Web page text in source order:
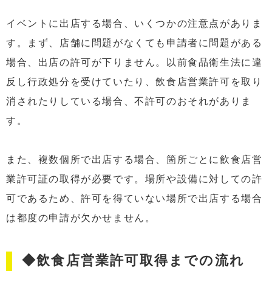
イベントに出店する場合、いくつかの注意点がありま
す。まず、店舗に問題がなくても申請者に問題がある
場合、出店の許可が下りません。以前食品衛生法に違
反し行政処分を受けていたり、飲食店営業許可を取り
消されたりしている場合、不許可のおそれがありま
す。
また、複数個所で出店する場合、箇所ごとに飲食店営
業許可証の取得が必要です。場所や設備に対しての許
可であるため、許可を得ていない場所で出店する場合
は都度の申請が欠かせません。
◆飲食店営業許可取得までの流れ